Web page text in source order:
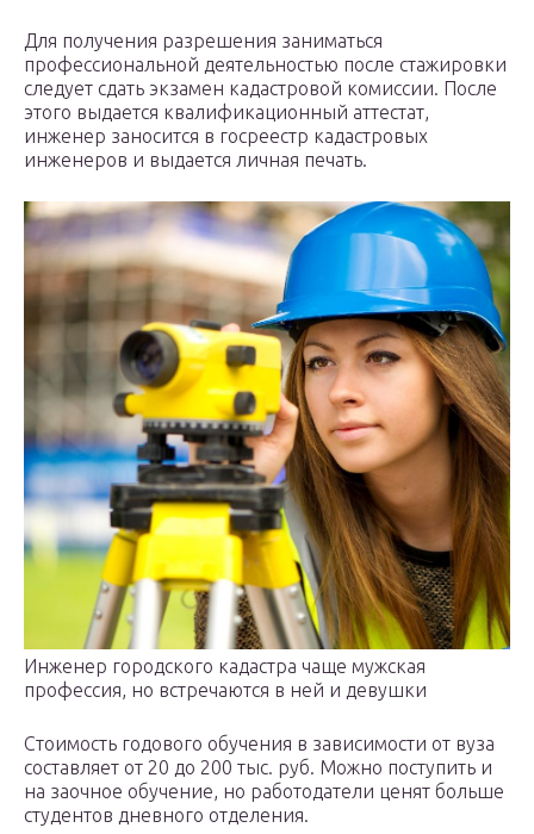
Для получения разрешения заниматься
профессиональной деятельностью после стажировки
следует сдать экзамен кадастровой комиссии. После
этого выдается квалификационный аттестат,
инженер заносится в госреестр кадастровых
инженеров и выдается личная печать.
Инженер городского кадастра чаще мужская
профессия, но встречаются в ней и девушки
Стоимость годового обучения в зависимости от вуза
составляет от 20 до 200 тыс. руб. Можно поступить и
на заочное обучение, но работодатели ценят больше
студентов дневного отделения.